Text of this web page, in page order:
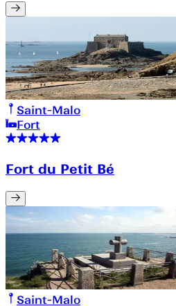
Saint-Malo
Fort
Fort du Petit Bé
Saint-Malo